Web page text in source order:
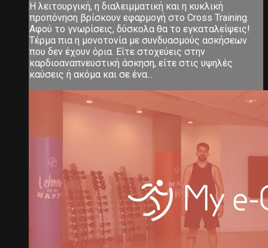
Η λειτουργική, η διαλειμματική και η κυκλική
προπόνηση βρίσκουν εφαρμογή στο Cross Training.
Αφού το γνωρίσεις, δύσκολα θα το εγκαταλείψεις!
Τέρμα πια η μονοτονία με συνδυασμούς ασκήσεων
που δεν έχουν όρια. Είτε στοχεύεις στην
καρδιοαναπνευστική άσκηση, είτε στις υψηλές
καύσεις ή ακόμα και σε ένα...